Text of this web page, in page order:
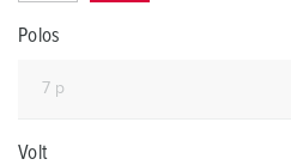
Polos
Volt